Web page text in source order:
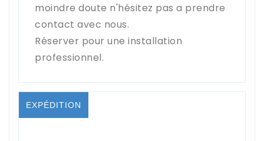
moindre doute n'hésitez pas a prendre
contact avec nous.
Réserver pour une installation
professionnel.
EXPÉDITION